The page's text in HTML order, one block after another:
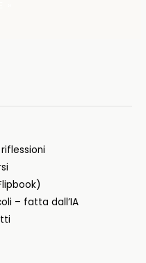
– fatta dall’IA